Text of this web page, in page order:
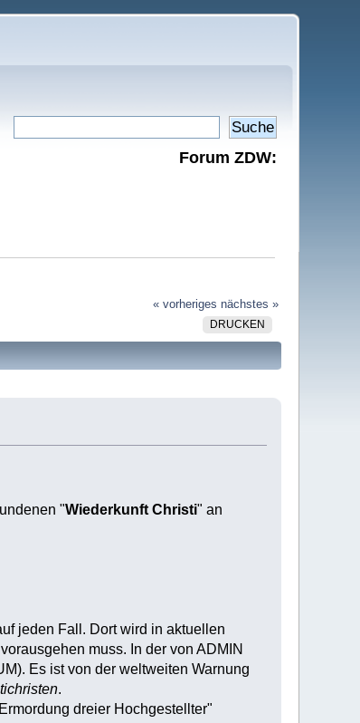
Forum ZDW:
« vorheriges nächstes »
DRUCKEN
"Wiederkunft Christi" an
jeden Fall. Dort wird in aktuellen
muss. In der von ADMIN
Es ist von der weltweiten Warnung
.
dreier Hochgestellter"